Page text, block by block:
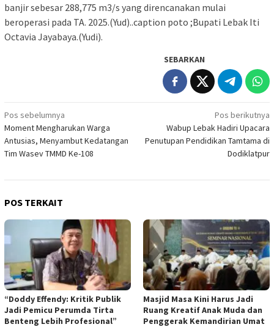
banjir sebesar 288,775 m3/s yang direncanakan mulai
beroperasi pada TA. 2025.(Yud)..caption poto ;Bupati Lebak Iti
Octavia Jayabaya.(Yudi).
SEBARKAN
Navigasi
pos
Pos sebelumnya
Moment Mengharukan Warga
Antusias, Menyambut Kedatangan
Tim Wasev TMMD Ke-108
Pos berikutnya
Wabup Lebak Hadiri Upacara
Penutupan Pendidikan Tamtama di
Dodiklatpur
POS TERKAIT
“Doddy Effendy: Kritik Publik
Jadi Pemicu Perumda Tirta
Benteng Lebih Profesional”
Masjid Masa Kini Harus Jadi
Ruang Kreatif Anak Muda dan
Penggerak Kemandirian Umat